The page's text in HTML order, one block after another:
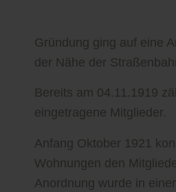
Gründung ging auf eine
der Nähe der
Bereits am 04.11.1919
eingetragene Mitglieder.
Anfang Oktober 1921
Wohnungen den
Anordnung wurde in